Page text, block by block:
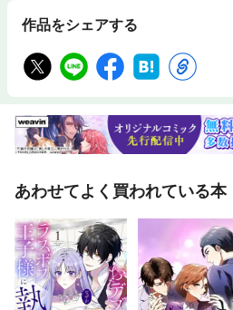
作品をシェアする
あわせてよく買われている本